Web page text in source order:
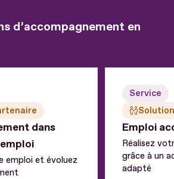
d’accompagnement en
dans
emploi et évoluez
Emploi
Service
Réalisez
grâce à un
adapté